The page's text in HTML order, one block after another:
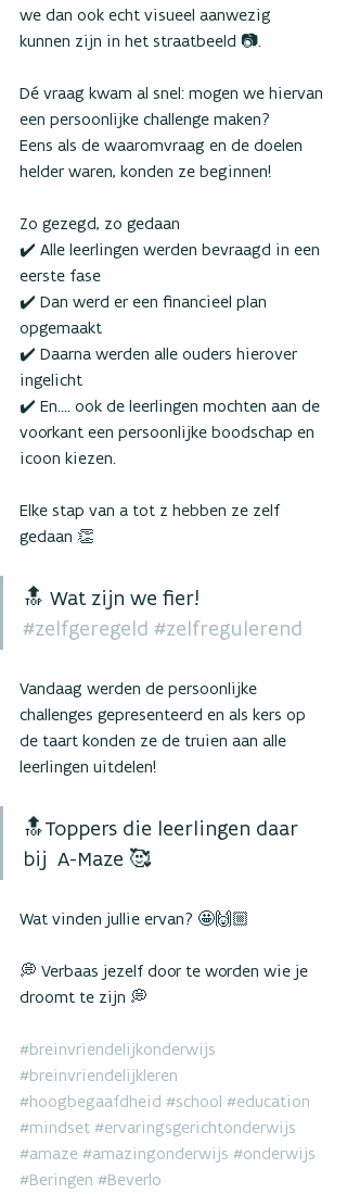
we dan ook echt visueel aanwezig
kunnen zijn in het straatbeeld 📷.
Dé vraag kwam al snel: mogen we hiervan
een persoonlijke challenge maken?
Eens als de waaromvraag en de doelen
helder waren, konden ze beginnen!
Zo gezegd, zo gedaan
✔️ Alle leerlingen werden bevraagd in een
eerste fase
✔️ Dan werd er een financieel plan
opgemaakt
✔️ Daarna werden alle ouders hierover
ingelicht
✔️ En.... ook de leerlingen mochten aan de
voorkant een persoonlijke boodschap en
icoon kiezen.
Elke stap van a tot z hebben ze zelf
gedaan 👏
🔝 Wat zijn we fier!
#zelfgeregeld #zelfregulerend
Vandaag werden de persoonlijke
challenges gepresenteerd en als kers op
de taart konden ze de truien aan alle
leerlingen uitdelen!
🔝Toppers die leerlingen daar
bij  A-Maze 🥰
Wat vinden jullie ervan? 🤩🙌🏼
💭 Verbaas jezelf door te worden wie je
droomt te zijn 💭
#breinvriendelijkonderwijs
#breinvriendelijkleren
#hoogbegaafdheid #school #education
#mindset #ervaringsgerichtonderwijs
#amaze #amazingonderwijs #onderwijs
#Beringen #Beverlo